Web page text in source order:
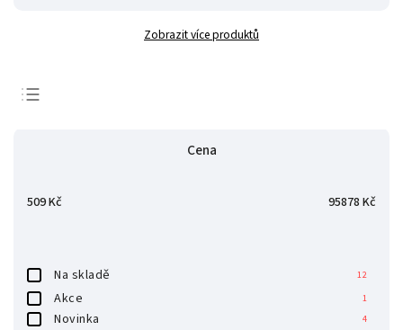
Zobrazit více produktů
Abecedně
Cena
509Kč 95878 Kč
Na skladě 12
Akce 1
Novinka 4